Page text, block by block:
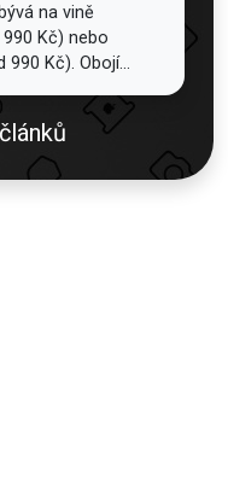
na vině
Kč) nebo
Kč). Obojí...